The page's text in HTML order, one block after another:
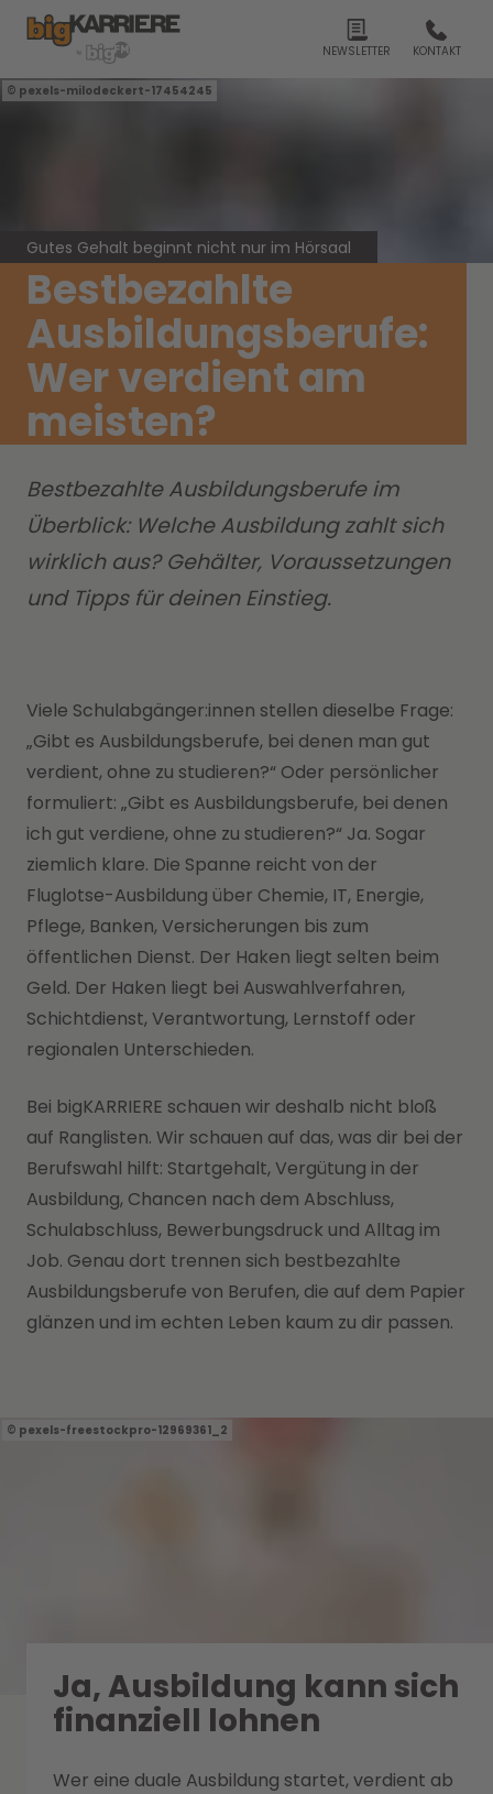
NEWSLETTER KONTAKT
pexels-milodeckert-17454245
Gutes Gehalt beginnt nicht nur im Hörsaal
Bestbezahlte
Ausbildungsberufe:
Wer verdient am
meisten?
Bestbezahlte Ausbildungsberufe im
Überblick: Welche Ausbildung zahlt sich
wirklich aus? Gehälter, Voraussetzungen
und Tipps für deinen Einstieg.
Viele Schulabgänger:innen stellen dieselbe Frage:
„Gibt es Ausbildungsberufe, bei denen man gut
verdient, ohne zu studieren?“ Oder persönlicher
formuliert: „Gibt es Ausbildungsberufe, bei denen
ich gut verdiene, ohne zu studieren?“ Ja. Sogar
ziemlich klare. Die Spanne reicht von der
Fluglotse-Ausbildung über Chemie, IT, Energie,
Pflege, Banken, Versicherungen bis zum
öffentlichen Dienst. Der Haken liegt selten beim
Geld. Der Haken liegt bei Auswahlverfahren,
Schichtdienst, Verantwortung, Lernstoff oder
regionalen Unterschieden.
Bei bigKARRIERE schauen wir deshalb nicht bloß
auf Ranglisten. Wir schauen auf das, was dir bei der
Berufswahl hilft: Startgehalt, Vergütung in der
Ausbildung, Chancen nach dem Abschluss,
Schulabschluss, Bewerbungsdruck und Alltag im
Job. Genau dort trennen sich bestbezahlte
Ausbildungsberufe von Berufen, die auf dem Papier
glänzen und im echten Leben kaum zu dir passen.
pexels-freestockpro-12969361_2
Ja, Ausbildung kann sich
finanziell lohnen
Wer eine duale Ausbildung startet, verdient ab